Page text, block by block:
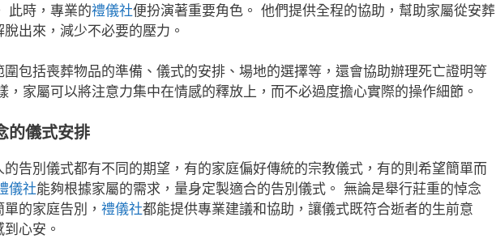
此時，專業的禮儀社便扮演著重要角色。 他們提供全程的協助，幫助家屬從安葬
出來，減少不必要的壓力。
圍包括喪葬物品的準備、儀式的安排、場地的選擇等，還會協助辦理死亡證明等
，家屬可以將注意力集中在情感的釋放上，而不必過度擔心實際的操作細節。
的儀式安排
的告別儀式都有不同的期望，有的家庭偏好傳統的宗教儀式，有的則希望簡單而
儀社能夠根據家屬的需求，量身定製適合的告別儀式。 無論是舉行莊重的悼念
的家庭告別， 禮儀社都能提供專業建議和協助，讓儀式既符合逝者的生前意
心安。